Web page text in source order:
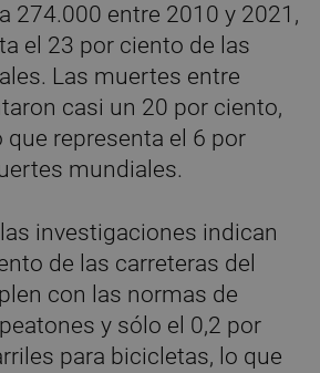
274.000 entre 2010 y 2021,
el 23 por ciento de las
Las muertes entre
casi un 20 por ciento,
que representa el 6 por
mundiales.
investigaciones indican
de las carreteras del
con las normas de
y sólo el 0,2 por
para bicicletas, lo que